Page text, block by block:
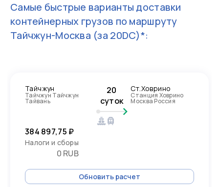
Самые быстрые варианты доставки
контейнерных грузов по маршруту
Тайчжун-Москва (за 20DC)*:
Тайчжун
Тайчжун Тайчжун
Тайвань
20
суток
Ст.Ховрино
Станция Ховрино
Москва Россия
384 897,75 ₽
Налоги и сборы
0 RUB
Обновить расчет